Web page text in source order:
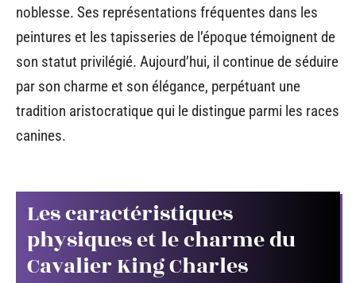
noblesse. Ses représentations fréquentes dans les
peintures et les tapisseries de l’époque témoignent de
son statut privilégié. Aujourd’hui, il continue de séduire
par son charme et son élégance, perpétuant une
tradition aristocratique qui le distingue parmi les races
canines.
Les caractéristiques
physiques et le charme du
Cavalier King Charles